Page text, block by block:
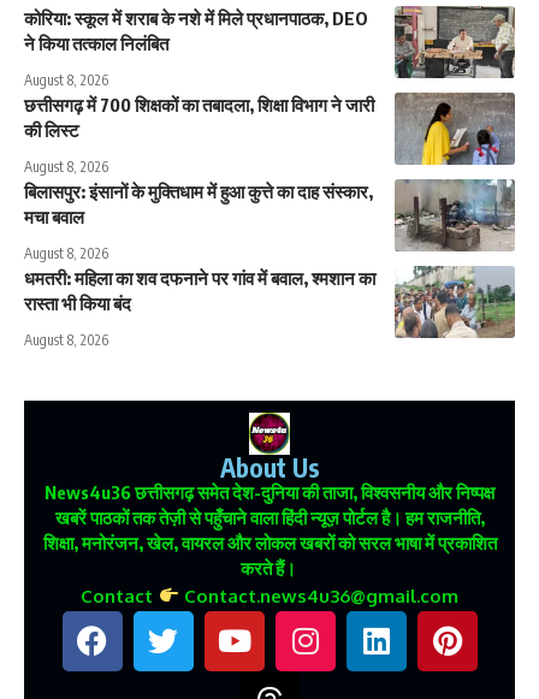
कोरिया: स्कूल में शराब के नशे में मिले प्रधानपाठक, DEO
ने किया तत्काल निलंबित
August 8, 2026
छत्तीसगढ़ में 700 शिक्षकों का तबादला, शिक्षा विभाग ने जारी
की लिस्ट
August 8, 2026
बिलासपुर: इंसानों के मुक्तिधाम में हुआ कुत्ते का दाह संस्कार,
मचा बवाल
August 8, 2026
धमतरी: महिला का शव दफनाने पर गांव में बवाल, श्मशान का
रास्ता भी किया बंद
August 8, 2026
About Us
News4u36छत्तीसगढ़ समेत देश-दुनिया की ताजा, विश्वसनीय और निष्पक्ष
खबरें पाठकों तक तेज़ी से पहुँचाने वाला हिंदी न्यूज़ पोर्टल है। हम राजनीति,
शिक्षा, मनोरंजन, खेल, वायरल और लोकल खबरों को सरल भाषा में प्रकाशित
करते हैं।
Contact Contact.news4u36@gmail.com